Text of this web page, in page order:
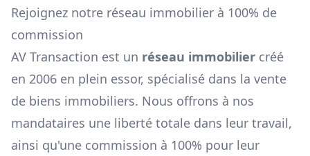
Rejoignez notre réseau immobilier à 100% de
commission
AV Transaction est un réseau immobilier créé
en 2006 en plein essor, spécialisé dans la vente
de biens immobiliers. Nous offrons à nos
mandataires une liberté totale dans leur travail,
ainsi qu'une commission à 100% pour leur